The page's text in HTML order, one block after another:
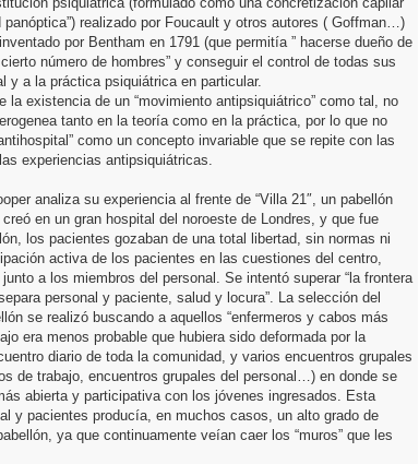
panóptica”) realizado por Foucault y otros autores ( Goffman…)
por Bentham en 1791 (que permitía ” hacerse dueño de
número de hombres” y conseguir el control de todas sus
y a la práctica psiquiátrica en particular.
la existencia de un “movimiento antipsiquiátrico” como tal, no
tanto en la teoría como en la práctica, por lo que no
como un concepto invariable que se repite con las
experiencias antipsiquiátricas.
analiza su experiencia al frente de “Villa 21″, un pabellón
en un gran hospital del noroeste de Londres, y que fue
los pacientes gozaban de una total libertad, sin normas ni
activa de los pacientes en las cuestiones del centro,
a los miembros del personal. Se intentó superar “la frontera
personal y paciente, salud y locura”. La selección del
se realizó buscando a aquellos “enfermeros y cabos más
era menos probable que hubiera sido deformada por la
diario de toda la comunidad, y varios encuentros grupales
de trabajo, encuentros grupales del personal…) en donde se
abierta y participativa con los jóvenes ingresados. Esta
y pacientes producía, en muchos casos, un alto grado de
ya que continuamente veían caer los “muros” que les